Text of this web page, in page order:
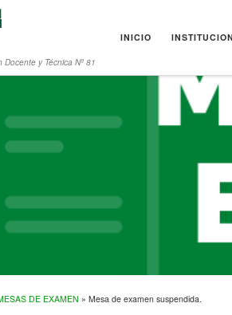
y Técnica Nº 81
INICIO
DE EXAMEN » Mesa de examen suspendida.